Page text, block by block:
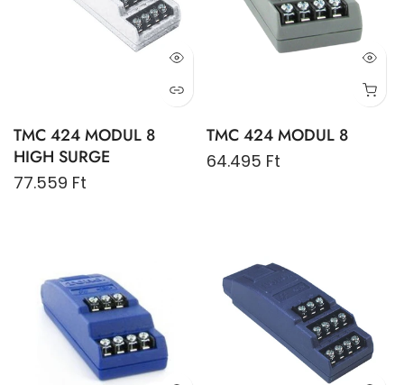
TMC 424 MODUL 8
HIGH SURGE
77.559 Ft
TMC 424 MODUL 8
64.495 Ft